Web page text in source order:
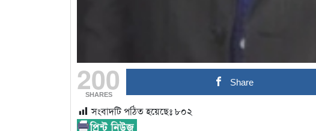
200
SHARES
Share
সংবাদটি পঠিত হয়েছেঃ ৮০২